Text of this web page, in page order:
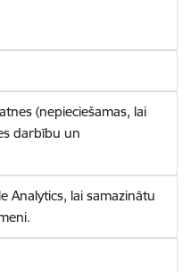
(nepieciešamas, lai
darbību un
Analytics, lai samazinātu